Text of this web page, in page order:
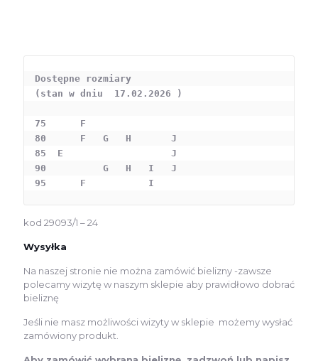
Dostępne rozmiary
(stan w dniu  17.02.2026 )
75      F
80      F   G   H       J
85  E                   J
90          G   H   I   J
95      F           I
kod 29093/1 – 24
Wysyłka
Na naszej stronie nie można zamówić bielizny -zawsze
polecamy wizytę w naszym sklepie aby prawidłowo dobrać
bieliznę
Jeśli nie masz możliwości wizyty w sklepie możemy wysłać
zamówiony produkt.